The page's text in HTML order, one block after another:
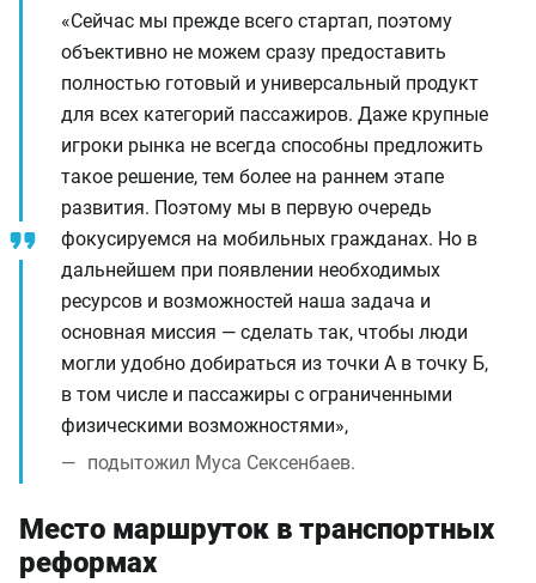
«Сейчас мы прежде всего стартап, поэтому
объективно не можем сразу предоставить
полностью готовый и универсальный продукт
для всех категорий пассажиров. Даже крупные
игроки рынка не всегда способны предложить
такое решение, тем более на раннем этапе
развития. Поэтому мы в первую очередь
фокусируемся на мобильных гражданах. Но в
дальнейшем при появлении необходимых
ресурсов и возможностей наша задача и
основная миссия — сделать так, чтобы люди
могли удобно добираться из точки А в точку Б,
в том числе и пассажиры с ограниченными
физическими возможностями»,
подытожил Муса Сексенбаев.
Место маршруток в транспортных
реформах